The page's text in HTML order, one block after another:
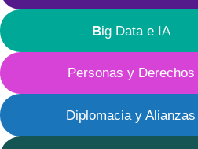
Big Data e IA
Personas y Derechos
Diplomacia y Alianzas